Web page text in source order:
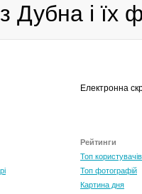
Дубна і їх
Електронна
Рейтинги
Топ користувачів
Топ фотографій
Картина дня